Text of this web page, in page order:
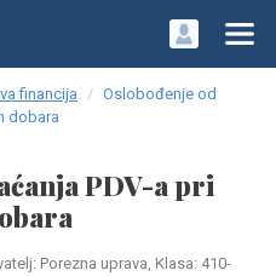
financija
Oslobođenje od
dobara
PDV-a pri
Porezna uprava, Klasa: 410-